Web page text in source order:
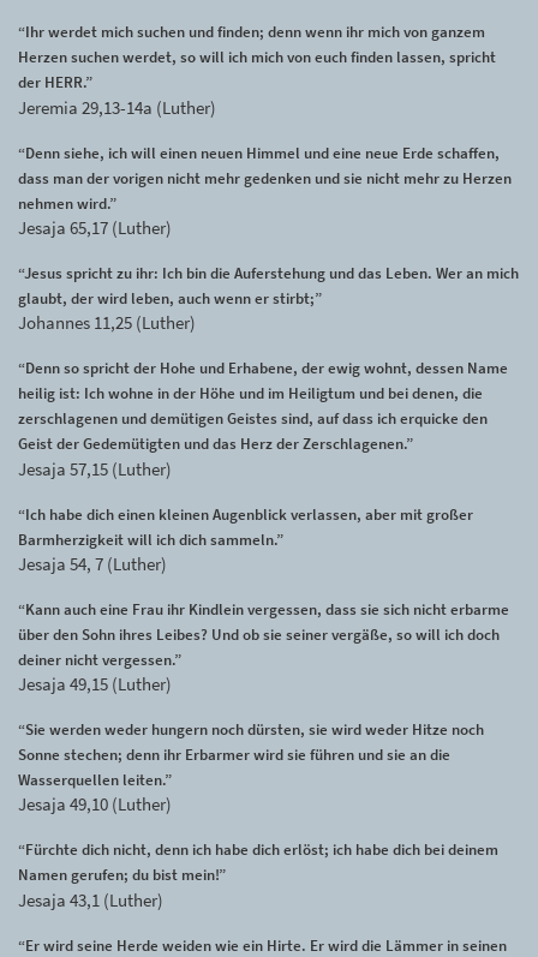
“Ihr werdet mich suchen und finden; denn wenn ihr mich von ganzem
Herzen suchen werdet, so will ich mich von euch finden lassen, spricht
der HERR.”
Jeremia 29,13-14a (Luther)
“Denn siehe, ich will einen neuen Himmel und eine neue Erde schaffen,
dass man der vorigen nicht mehr gedenken und sie nicht mehr zu Herzen
nehmen wird.”
Jesaja 65,17 (Luther)
“Jesus spricht zu ihr: Ich bin die Auferstehung und das Leben. Wer an mich
glaubt, der wird leben, auch wenn er stirbt;”
Johannes 11,25 (Luther)
“Denn so spricht der Hohe und Erhabene, der ewig wohnt, dessen Name
heilig ist: Ich wohne in der Höhe und im Heiligtum und bei denen, die
zerschlagenen und demütigen Geistes sind, auf dass ich erquicke den
Geist der Gedemütigten und das Herz der Zerschlagenen.”
Jesaja 57,15 (Luther)
“Ich habe dich einen kleinen Augenblick verlassen, aber mit großer
Barmherzigkeit will ich dich sammeln.”
Jesaja 54, 7 (Luther)
“Kann auch eine Frau ihr Kindlein vergessen, dass sie sich nicht erbarme
über den Sohn ihres Leibes? Und ob sie seiner vergäße, so will ich doch
deiner nicht vergessen.”
Jesaja 49,15 (Luther)
“Sie werden weder hungern noch dürsten, sie wird weder Hitze noch
Sonne stechen; denn ihr Erbarmer wird sie führen und sie an die
Wasserquellen leiten.”
Jesaja 49,10 (Luther)
“Fürchte dich nicht, denn ich habe dich erlöst; ich habe dich bei deinem
Namen gerufen; du bist mein!”
Jesaja 43,1 (Luther)
“Er wird seine Herde weiden wie ein Hirte. Er wird die Lämmer in seinen